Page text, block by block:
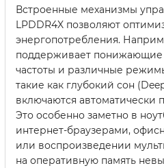
Встроенные механизмы
LPDDR4X позволяют
энергопотребления.
поддерживает
частоты и различные
такие как глубокий сон
включаются автоматически
Это особенно заметно в
интернет-браузерами,
или воспроизведении
на оперативную память